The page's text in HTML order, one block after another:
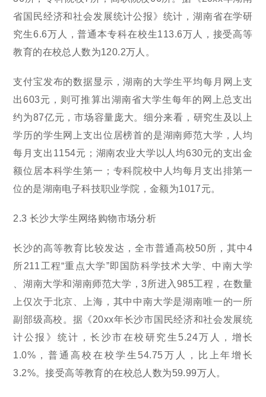
省国民经济和社会发展统计公报》统计，湖南省在学研
究生6.6万人，普通本专科在校生113.6万人，接受高等
教育的在校总人数为120.2万人。
支付宝发布的数据显示，湖南的大学生平均每月网上支
出603元，则可推算出湖南省大学生每年的网上总支出
约为87亿元，市场容量庞大。细分来看，研究生及以上
学历的学生网上支出位居榜首的是湖南师范大学，人均
每月支出1154元；湖南农业大学以人均630元的支出金
额位居本科学生第一；专科院校中人均每月支出排第一
位的是湖南电子科技职业学院，金额为1017元。
2.3 长沙大学生网络购物市场分析
长沙的高等教育比较发达，全市普通高校50所，其中4
所211工程“重点大学”即国防科学技术大学、中南大学
、湖南大学和湖南师范大学，3所进入985工程，在数量
上仅次于北京、上海，其中中南大学是湖南唯一的一所
副部级高校。据《20xx年长沙市国民经济和社会发展统
计公报》统计，长沙市在校研究生5.24万人，增长
1.0%，普通高校在校学生54.75万人，比上年增长
3.2%。接受高等教育的在校总人数为59.99万人。